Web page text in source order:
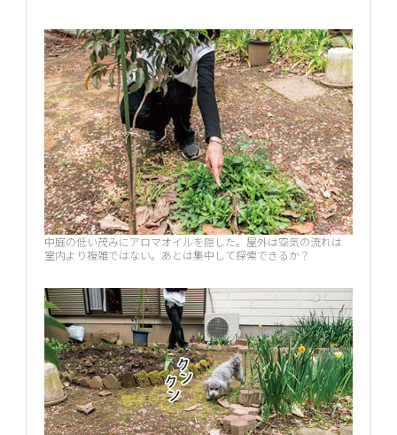
中庭の低い茂みにアロマオイルを隠した。屋外は空気の流れは
室内より複雑ではない。あとは集中して探索できるか？